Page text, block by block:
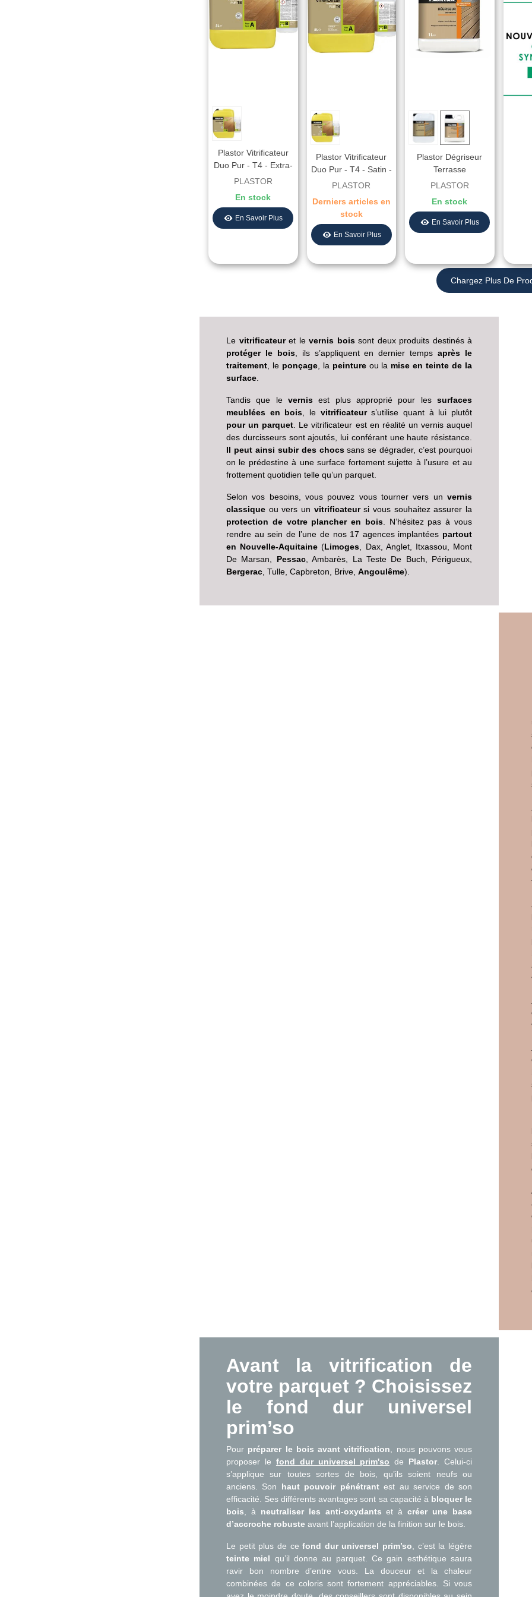
Plastor Vitrificateur
Duo Pur - T4 - Extra-
Mat - Aspect Brut
PLASTOR
En stock
En Savoir Plus
Plastor Vitrificateur
Duo Pur - T4 - Satin -
Aspect Ciré
PLASTOR
Derniers articles en
stock
En Savoir Plus
Plastor Dégriseur
Terrasse
PLASTOR
En stock
En Savoir Plus
Chargez Plus De
Le vitrificateuret le vernis boissont deux produits destinés à
protéger le bois, ils s’appliquent en dernier tempsaprès le
traitement , le ponçage, la peintureou la mise en teinte de la
surface
Tandis que le vernis est plus approprié pour les surfaces
meublées en bois , le vitrificateurs’utilise quant à lui plutôt
pour un parquet . Le vitrificateur est en réalité un vernis auquel
des durcisseurs sont ajoutés, lui conférant une haute résistance.
Il peut ainsi subir des chocssans se dégrader, c’est pourquoi
on le prédestine à une surface fortement sujette à l’usure et au
frottement quotidien telle qu’un parquet.
Selon vos besoins, vous pouvez vous tourner vers un vernis
classique ou vers un vitrificateursi vous souhaitez assurer la
protection de votre plancher en bois. N’hésitez pas à vous
rendre au sein de l’une de nos 17 agences implantées partout
en Nouvelle-Aquitaine (Limoges , Dax, Anglet, Itxassou, Mont
De Marsan, Pessac, Ambarès, La Teste De Buch, Périgueux,
Bergerac , Tulle, Capbreton, Brive, Angoulême).
Avant la vitrification de
votre parquet ? Choisissez
le fond dur universel
prim’so
Pour préparer le bois avant vitrification , nous pouvons vous
proposer le fond dur universel prim'so de Plastor . Celui-ci
s’applique sur toutes sortes de bois, qu’ils soient neufs ou
anciens. Son haut pouvoir pénétrantest au service de son
efficacité. Ses différents avantages sont sa capacité à bloquer le
bois , à neutraliser les anti-oxydants et àcréer une base
d’accroche robuste avant l’application de la finition sur le bois.
Le petit plus de cefond dur universel prim’so , c’est la légère
teinte miel qu’il donne au parquet. Ce gain esthétique saura
ravir bon nombre d’entre vous. La douceur et la chaleur
combinées de ce coloris sont fortement appréciables. Si vous